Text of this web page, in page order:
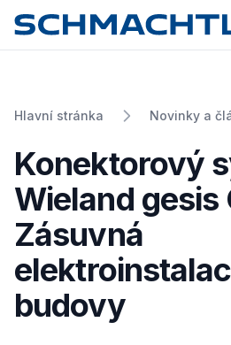
Hlavní stránka Novinky a
Konektorový
Wieland gesis
Zásuvná
budovy